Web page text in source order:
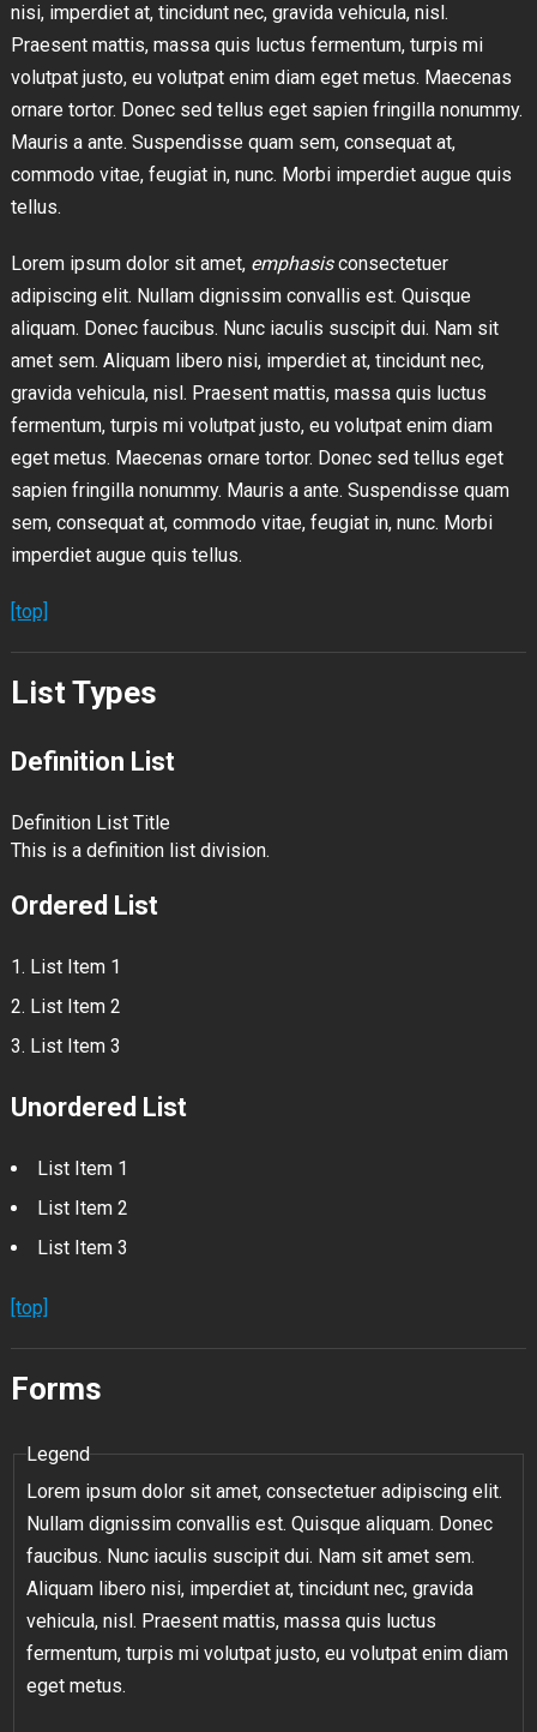
nisi, imperdiet at, tincidunt nec, gravida vehicula, nisl.
Praesent mattis, massa quis luctus fermentum, turpis mi
volutpat justo, eu volutpat enim diam eget metus. Maecenas
ornare tortor. Donec sed tellus eget sapien fringilla nonummy.
Mauris a ante. Suspendisse quam sem, consequat at,
commodo vitae, feugiat in, nunc. Morbi imperdiet augue quis
tellus.
Lorem ipsum dolor sit amet, emphasisconsectetuer
adipiscing elit. Nullam dignissim convallis est. Quisque
aliquam. Donec faucibus. Nunc iaculis suscipit dui. Nam sit
amet sem. Aliquam libero nisi, imperdiet at, tincidunt nec,
gravida vehicula, nisl. Praesent mattis, massa quis luctus
fermentum, turpis mi volutpat justo, eu volutpat enim diam
eget metus. Maecenas ornare tortor. Donec sed tellus eget
sapien fringilla nonummy. Mauris a ante. Suspendisse quam
sem, consequat at, commodo vitae, feugiat in, nunc. Morbi
imperdiet augue quis tellus.
[top]
List Types
Definition List
Definition List Title
This is a definition list division.
Ordered List
List Item 1
List Item 2
List Item 3
Unordered List
List Item 1
List Item 2
List Item 3
[top]
Forms
Legend
Lorem ipsum dolor sit amet, consectetuer adipiscing elit.
Nullam dignissim convallis est. Quisque aliquam. Donec
faucibus. Nunc iaculis suscipit dui. Nam sit amet sem.
Aliquam libero nisi, imperdiet at, tincidunt nec, gravida
vehicula, nisl. Praesent mattis, massa quis luctus
fermentum, turpis mi volutpat justo, eu volutpat enim diam
eget metus.